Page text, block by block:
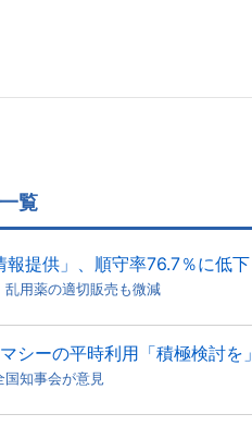
一覧
報提供」、順守率76.7％に低下
乱用薬の適切販売も微減
シーの平時利用「積極検討を」
国知事会が意見